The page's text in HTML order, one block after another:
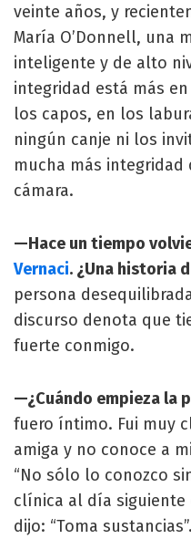
veinte años, y
María O’Donnell, una
inteligente y de alto
integridad está más
los capos, en los
ningún canje ni los
mucha más
cámara.
—Hace un tiempo
Vernaci. ¿Una historia
persona
discurso denota que
fuerte conmigo.
—¿Cuándo empieza la
fuero íntimo. Fui muy
amiga y no conoce a
“No sólo lo conozco
clínica al día siguiente
dijo: “Toma